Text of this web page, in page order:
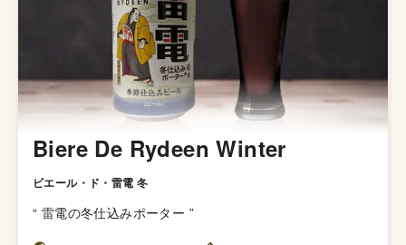
Biere De Rydeen Winter
ビエール・ド・雷電 冬
“ 雷電の冬仕込みポーター ”